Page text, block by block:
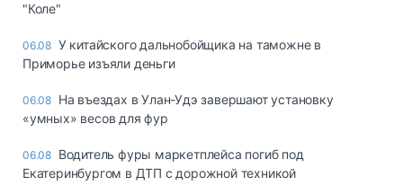
"Коле"
06.08 У китайского дальнобойщика на таможне в
Приморье изъяли деньги
06.08 Ha въeздax в Улaн-Удэ зaвepшaют ycтaнoвкy
«yмныx» вecoв для фyp
06.08 Водитель фуры маркетплейса погиб под
Екатеринбургом в ДТП с дорожной техникой